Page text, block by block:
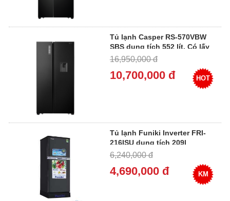
Tủ lạnh Casper RS-570VBW
SBS dung tích 552 lít, Có lấy
nước ngoài [ 2022 ]
16,950,000 đ
10,700,000 đ HOT
Tủ lạnh Funiki Inverter FRI-
216ISU dung tích 209l
6,240,000 đ
4,690,000 đ KM